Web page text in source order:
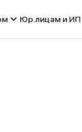
Юр.лицам и ИП